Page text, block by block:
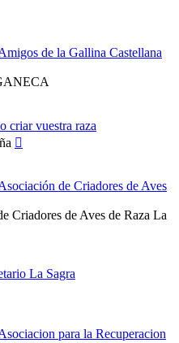
de la Gallina Castellana
criar vuestra raza
de Criadores de Aves
Criadores de Aves de Raza La
La Sagra
para la Recuperacion